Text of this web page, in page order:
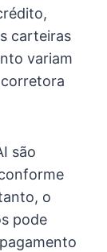
carteiras
variam
são
o
pode